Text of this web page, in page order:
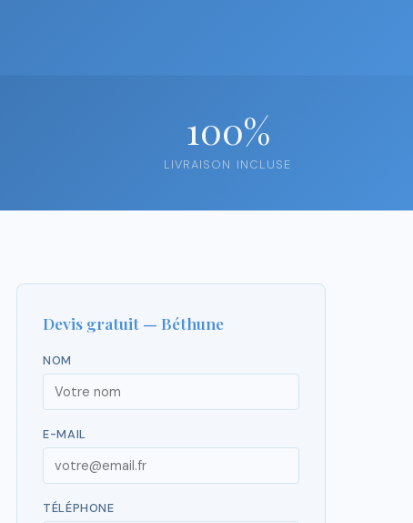
100%
LIVRAISON INCLUSE
Devis gratuit — Béthune
NOM
E-MAIL
TÉLÉPHONE